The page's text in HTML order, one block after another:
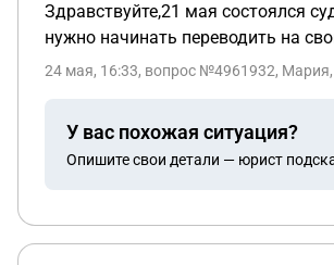
Здравствуйте,21 мая состоялся
нужно начинать переводить на
24 мая, 16:33, вопрос №4961932,
У вас похожая ситуация?
Опишите свои детали — юрист